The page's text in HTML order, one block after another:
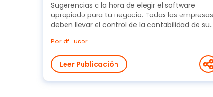
Sugerencias a la hora de elegir el software
apropiado para tu negocio. Todas las empresas
deben llevar el control de la contabilidad de su
Por df_user
Leer Publicación